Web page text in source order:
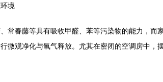
境
常春藤等具有吸收甲醛、苯等污染物的能力，
观净化与氧气释放。尤其在密闭的空调房中，